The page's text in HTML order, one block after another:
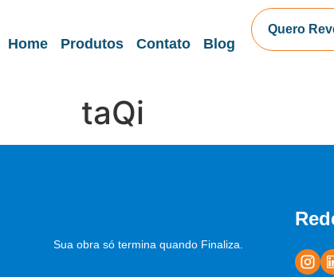
Home Produtos Contato Blog
Quero
taQi
Sua obra só termina quando Finaliza.